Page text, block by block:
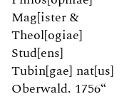
Mag[ister &
Theol[ogiae]
Stud[ens]
Tubin[gae] nat[us]
Oberwald. 1756“